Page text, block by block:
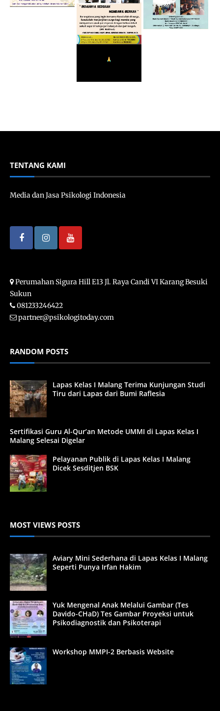
TENTANG KAMI
Media dan Jasa Psikologi Indonesia
Perumahan Sigura Hill E13 Jl. Raya Candi VI Karang Besuki
Sukun
081233246422
partner@psikologitoday.com
RANDOM POSTS
Lapas Kelas I Malang Terima Kunjungan Studi
Tiru dari Lapas dari Bumi Raflesia
Sertifikasi Guru Al-Qur’an Metode UMMI di Lapas Kelas I
Malang Selesai Digelar
Pelayanan Publik di Lapas Kelas I Malang
Dicek Sesditjen BSK
MOST VIEWS POSTS
Aviary Mini Sederhana di Lapas Kelas I Malang
Seperti Punya Irfan Hakim
Yuk Mengenal Anak Melalui Gambar (Tes
Davido-CHaD) Tes Gambar Proyeksi untuk
Psikodiagnostik dan Psikoterapi
Workshop MMPI-2 Berbasis Website